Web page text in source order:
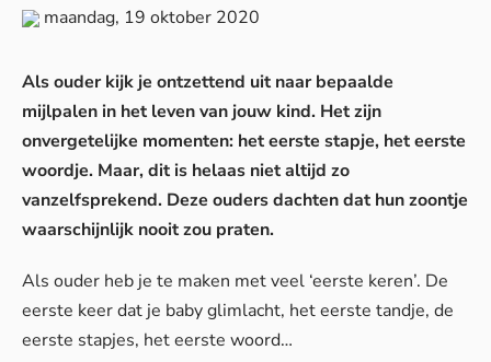
maandag, 19 oktober 2020
Als ouder kijk je ontzettend uit naar bepaalde
mijlpalen in het leven van jouw kind. Het zijn
onvergetelijke momenten: het eerste stapje, het eerste
woordje. Maar, dit is helaas niet altijd zo
vanzelfsprekend. Deze ouders dachten dat hun zoontje
waarschijnlijk nooit zou praten.
Als ouder heb je te maken met veel ‘eerste keren’. De
eerste keer dat je baby glimlacht, het eerste tandje, de
eerste stapjes, het eerste woord…